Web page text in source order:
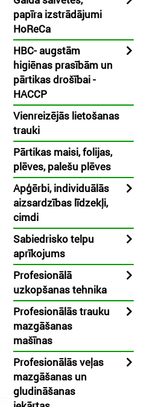
papīra izstrādājumi
HoReCa
HBC- augstām
higiēnas prasībām un
pārtikas drošībai -
HACCP
Vienreizējās lietošanas
trauki
Pārtikas maisi, folijas,
plēves, palešu plēves
Apģērbi, individuālās
aizsardzības līdzekļi,
cimdi
Sabiedrisko telpu
aprīkojums
Profesionālā
uzkopšanas tehnika
Profesionālās trauku
mazgāšanas
mašīnas
Profesionālās veļas
mazgāšanas un
gludināšanas